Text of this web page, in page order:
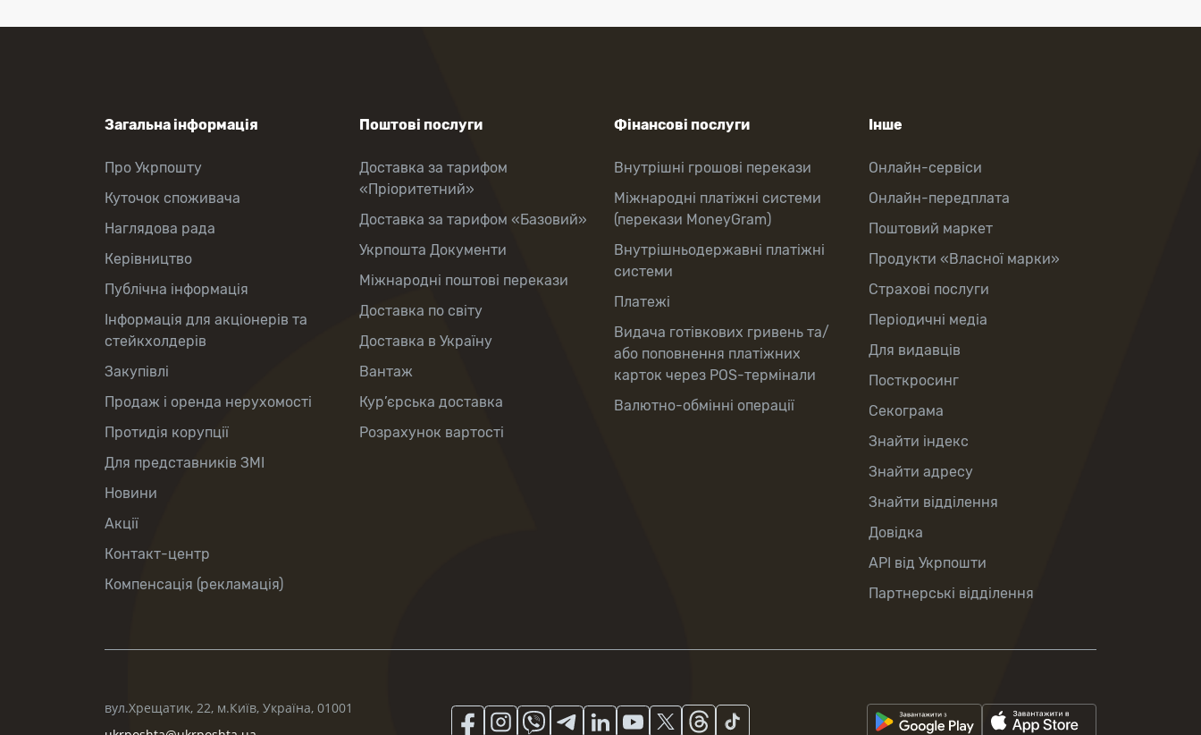
Загальна інформація
Про Укрпошту
Куточок споживача
Наглядова рада
Керівництво
Публічна інформація
Інформація для акціонерів та
стейкхолдерів
Закупівлі
Продаж і оренда нерухомості
Протидія корупції
Для представників ЗМІ
Новини
Акції
Контакт-центр
Компенсація (рекламація)
Поштові послуги
Доставка за тарифом
«Пріоритетний»
Доставка за тарифом «Базовий»
Укрпошта Документи
Міжнародні поштові перекази
Доставка по світу
Доставка в Україну
Вантаж
Кур’єрська доставка
Розрахунок вартості
Фінансові послуги
Внутрішні грошові перекази
Міжнародні платіжні системи
(перекази MoneyGram)
Внутрішньодержавні платіжні
системи
Платежі
Видача готівкових гривень та/
або поповнення платіжних
карток через POS-термінали
Валютно-обмінні операції
Інше
Онлайн-сервіси
Онлайн-передплата
Поштовий маркет
Продукти «Власної марки»
Страхові послуги
Періодичні медіа
Для видавців
Посткросинг
Секограма
Знайти індекс
Знайти адресу
Знайти відділення
Довідка
API від Укрпошти
Партнерські відділення
вул.Хрещатик, 22, м.Київ, Україна, 01001